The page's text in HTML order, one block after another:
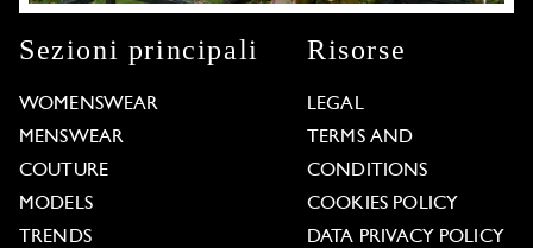
Sezioni principali
WOMENSWEAR
MENSWEAR
COUTURE
MODELS
TRENDS
Risorse
LEGAL
TERMS AND
CONDITIONS
COOKIES POLICY
DATA PRIVACY POLICY